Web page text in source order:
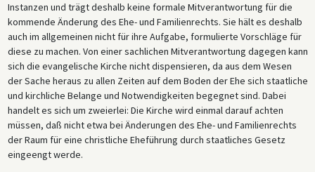
Instanzen und trägt deshalb keine formale Mitverantwortung für die
kommende Änderung des Ehe- und Familienrechts. Sie hält es deshalb
auch im allgemeinen nicht für ihre Aufgabe, formulierte Vorschläge für
diese zu machen. Von einer sachlichen Mitverantwortung dagegen kann
sich die evangelische Kirche nicht dispensieren, da aus dem Wesen
der Sache heraus zu allen Zeiten auf dem Boden der Ehe sich staatliche
und kirchliche Belange und Notwendigkeiten begegnet sind. Dabei
handelt es sich um zweierlei: Die Kirche wird einmal darauf achten
müssen, daß nicht etwa bei Änderungen des Ehe- und Familienrechts
der Raum für eine christliche Eheführung durch staatliches Gesetz
eingeengt werde.